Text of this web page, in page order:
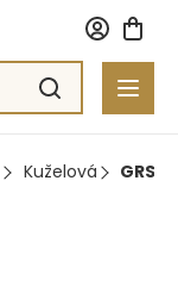
Kuželová GRS